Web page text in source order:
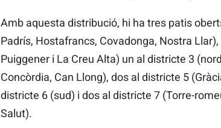
Amb aquesta distribució, hi ha tres patis
Padrís, Hostafrancs, Covadonga, Nostra
Puiggener i La Creu Alta) un al districte 3
Concòrdia, Can Llong), dos al districte 5
districte 6 (sud) i dos al districte 7 (Torre-
Salut).